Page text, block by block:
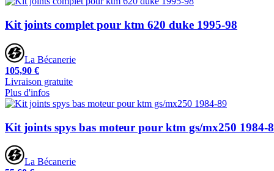
Kit joints complet pour ktm 620 duke 1995-98
La Bécanerie
105,90 €
Livraison gratuite
Plus d'infos
Kit joints spys bas moteur pour ktm gs/mx250 1984-
La Bécanerie